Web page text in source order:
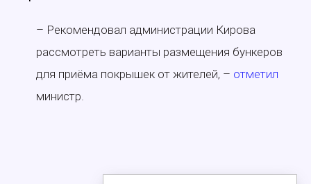
– Рекомендовал администрации Кирова
рассмотреть варианты размещения бункеров
для приёма покрышек от жителей, – отметил
министр.